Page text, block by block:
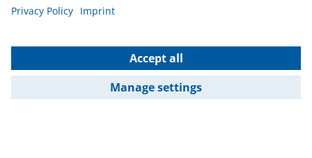
Gebärdensprache
Kontakt